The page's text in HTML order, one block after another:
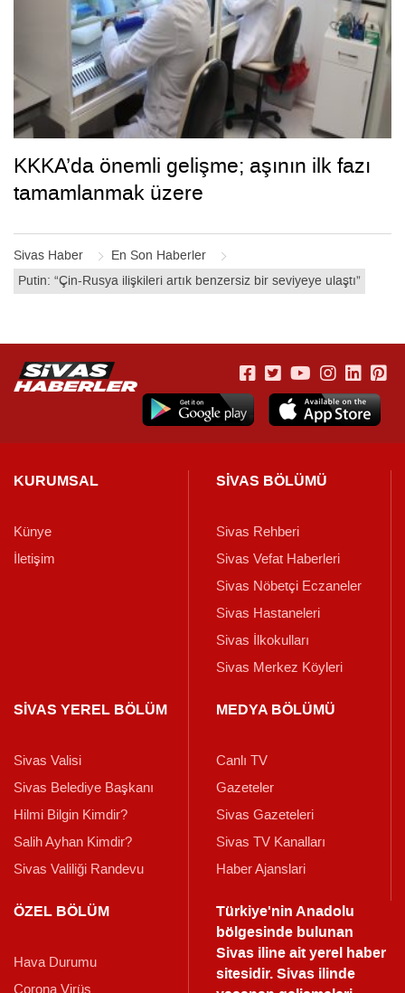
Sivas Haber
En Son Haberler
Putin: “Çin-Rusya ilişkileri artık benzersiz bir seviyeye ulaştı”
KKKA’da önemli gelişme; aşının ilk fazı
tamamlanmak üzere
KURUMSAL
Künye
İletişim
SİVAS BÖLÜMÜ
Sivas Rehberi
Sivas Vefat Haberleri
Sivas Nöbetçi Eczaneler
Sivas Hastaneleri
Sivas İlkokulları
Sivas Merkez Köyleri
SİVAS YEREL BÖLÜM
Sivas Valisi
Sivas Belediye Başkanı
Hilmi Bilgin Kimdir?
Salih Ayhan Kimdir?
Sivas Valiliği Randevu
MEDYA BÖLÜMÜ
Canlı TV
Gazeteler
Sivas Gazeteleri
Sivas TV Kanalları
Haber Ajanslari
ÖZEL BÖLÜM
Hava Durumu
Corona Virüs
Türkiye'nin Anadolu
bölgesinde bulunan
Sivas iline ait yerel haber
sitesidir. Sivas ilinde